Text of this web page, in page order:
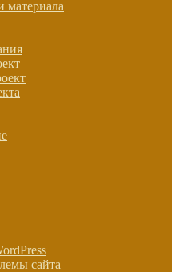
материала
сайта